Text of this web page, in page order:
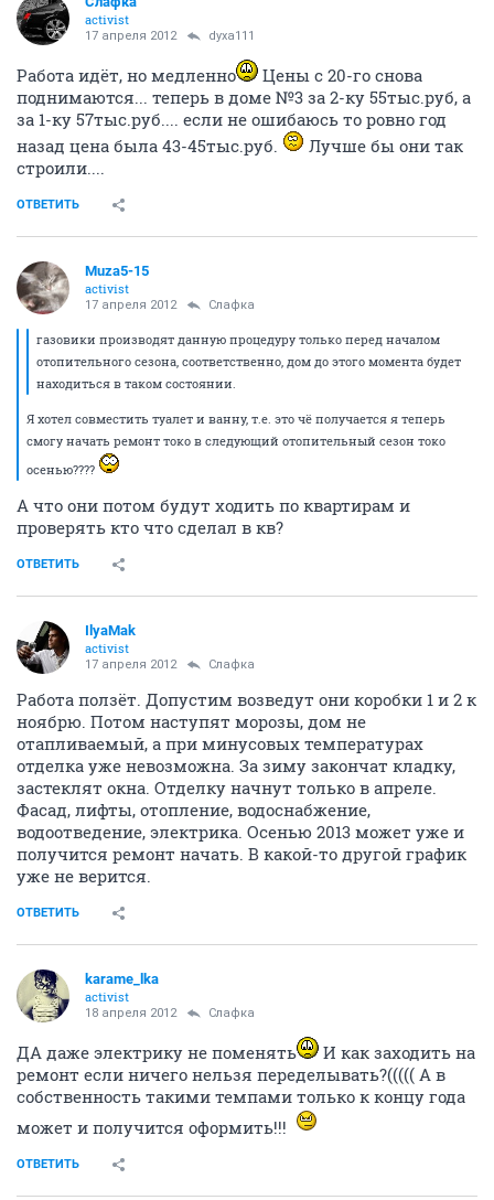
activist
17 апреля 2012 dyxa111
Работа идёт, но медленно
Цены с 20-го снова
поднимаются... теперь в доме №3 за 2-ку 55тыс.руб, а
за 1-ку 57тыс.руб.... если не ошибаюсь то ровно год
назад цена была 43-45тыс.руб.
Лучше бы они так
строили....
ОТВЕТИТЬ
Muza5-15
activist
17 апреля 2012 Слафка
газовики производят данную процедуру только перед началом
отопительного сезона, соответственно, дом до этого момента будет
находиться в таком состоянии.
Я хотел совместить туалет и ванну, т.е. это чё получается я теперь
смогу начать ремонт токо в следующий отопительный сезон токо
осенью????
А что они потом будут ходить по квартирам и
проверять кто что сделал в кв?
ОТВЕТИТЬ
IlyaMak
activist
17 апреля 2012 Слафка
Работа ползёт. Допустим возведут они коробки 1 и 2 к
ноябрю. Потом наступят морозы, дом не
отапливаемый, а при минусовых температурах
отделка уже невозможна. За зиму закончат кладку,
застеклят окна. Отделку начнут только в апреле.
Фасад, лифты, отопление, водоснабжение,
водоотведение, электрика. Осенью 2013 может уже и
получится ремонт начать. В какой-то другой график
уже не верится.
ОТВЕТИТЬ
karame_lka
activist
18 апреля 2012 Слафка
ДА даже электрику не поменять
И как заходить на
ремонт если ничего нельзя переделывать?((((( А в
собственность такими темпами только к концу года
может и получится оформить!!!
ОТВЕТИТЬ